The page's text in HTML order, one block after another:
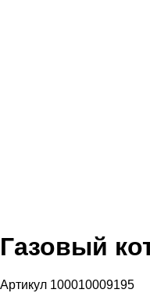
Газовый
Артикул 100010009195